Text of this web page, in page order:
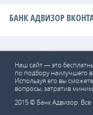
БАНК АДВИЗОР
Наш сайт — это
по подбору наилучшего
Используя его вы
вопросы, затратив
2015 © Банк Адвизор.